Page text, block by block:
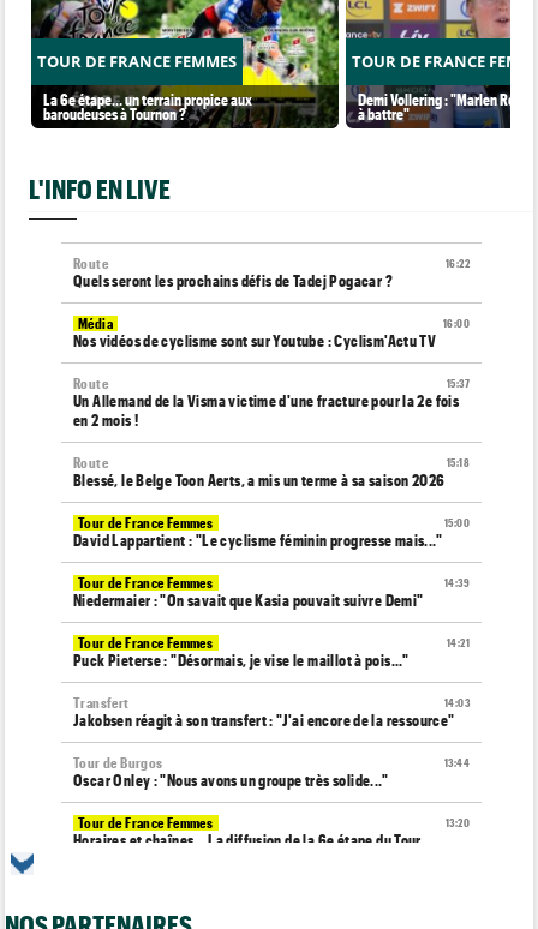
TOUR DE FRANCE FEMMES
La 6e étape… un terrain propice aux
baroudeuses à Tournon ?
TOUR DE FRANCE
Demi Vollering : "Marlen
à battre"
L'INFO EN LIVE
16:22
Route
Quels seront les prochains défis de Tadej Pogacar ?
16:00
Média
Nos vidéos de cyclisme sont sur Youtube : Cyclism'Actu TV
15:37
Route
Un Allemand de la Visma victime d'une fracture pour la 2e fois
en 2 mois !
15:18
Route
Blessé, le Belge Toon Aerts, a mis un terme à sa saison 2026
15:00
Tour de France Femmes
David Lappartient : "Le cyclisme féminin progresse mais..."
14:39
Tour de France Femmes
Niedermaier : "On savait que Kasia pouvait suivre Demi"
14:21
Tour de France Femmes
Puck Pieterse : "Désormais, je vise le maillot à pois..."
14:03
Transfert
Jakobsen réagit à son transfert : "J'ai encore de la ressource"
13:44
Tour de Burgos
Oscar Onley : "Nous avons un groupe très solide..."
13:20
Tour de France Femmes
Horaires et chaînes… La diffusion de la 6e étape du Tour